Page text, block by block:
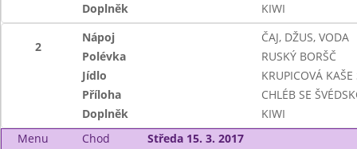
Doplněk
KIWI
2
Nápoj
ČAJ, DŽUS, VODA
Polévka
RUSKÝ BORŠČ
Jídlo
KRUPICOVÁ
Příloha
CHLÉB SE
Doplněk
KIWI
Menu
Chod
Středa 15. 3. 2017